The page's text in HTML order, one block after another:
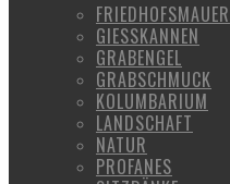
FRIEDHOFSMAUER
GIESSKANNEN
GRABENGEL
GRABSCHMUCK
KOLUMBARIUM
LANDSCHAFT
NATUR
PROFANES